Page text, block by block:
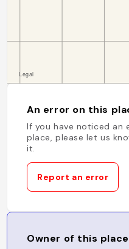
An error on this
If you have noticed an
place, please let us
it.
Report an error
Owner of this place